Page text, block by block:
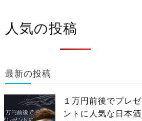
人気の投稿
最新の投稿
１万円前後でプレゼ
ントに人気な日本酒